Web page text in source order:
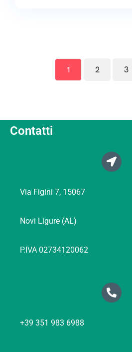
1 2 3
Contatti
Via Figini 7, 15067
Novi Ligure (AL)
P.IVA 02734120062
+39 351 983 6988